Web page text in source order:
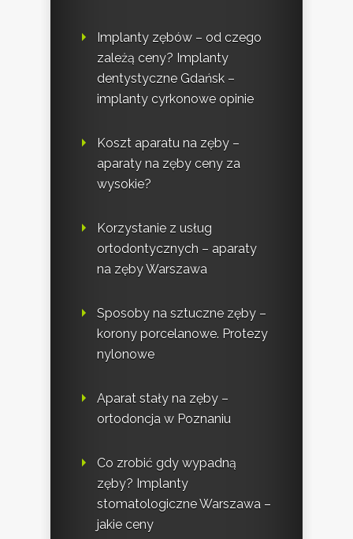
Implanty zębów – od czego
zależą ceny? Implanty
dentystyczne Gdańsk –
implanty cyrkonowe opinie
Koszt aparatu na zęby –
aparaty na zęby ceny za
wysokie?
Korzystanie z usług
ortodontycznych – aparaty
na zęby Warszawa
Sposoby na sztuczne zęby –
korony porcelanowe. Protezy
nylonowe
Aparat stały na zęby –
ortodoncja w Poznaniu
Co zrobić gdy wypadną
zęby? Implanty
stomatologiczne Warszawa –
jakie ceny